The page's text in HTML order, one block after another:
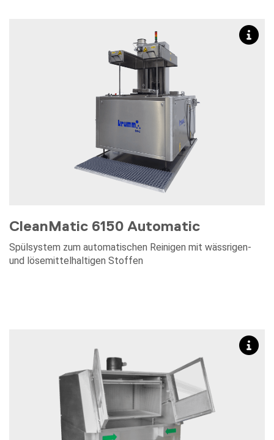
CleanMatic 6150 Automatic
Spülsystem zum automatischen Reinigen mit wässrigen-
und lösemittelhaltigen Stoffen